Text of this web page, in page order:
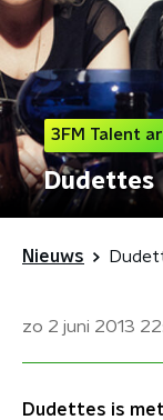
3FM Talent
Dudettes
Nieuws
zo 2 juni 2013
Dudettes is